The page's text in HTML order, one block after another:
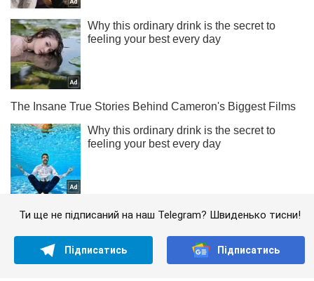
Ти ще не підписаний на наш Telegram? Швиденько тисни!
Підписатись Підписатись